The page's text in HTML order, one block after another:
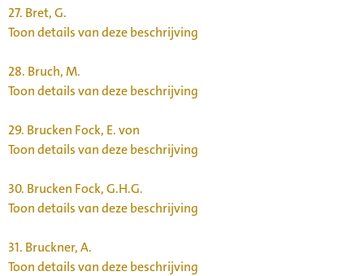
27. Bret, G.
Toon details van deze beschrijving
28. Bruch, M.
Toon details van deze beschrijving
29. Brucken Fock, E. von
Toon details van deze beschrijving
30. Brucken Fock, G.H.G.
Toon details van deze beschrijving
31. Bruckner, A.
Toon details van deze beschrijving